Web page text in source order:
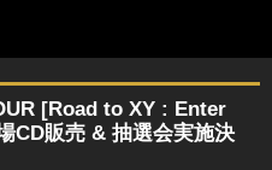
[Road to XY : Enter
CD販売 & 抽選会実施決